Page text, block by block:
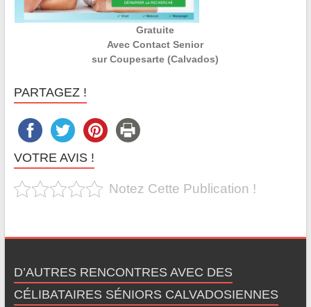
Gratuite
Avec Contact Senior
sur Coupesarte (Calvados)
PARTAGEZ !
VOTRE AVIS !
Notez Cette Publication !
D’AUTRES RENCONTRES AVEC DES
CÉLIBATAIRES SÉNIORS CALVADOSIENNES